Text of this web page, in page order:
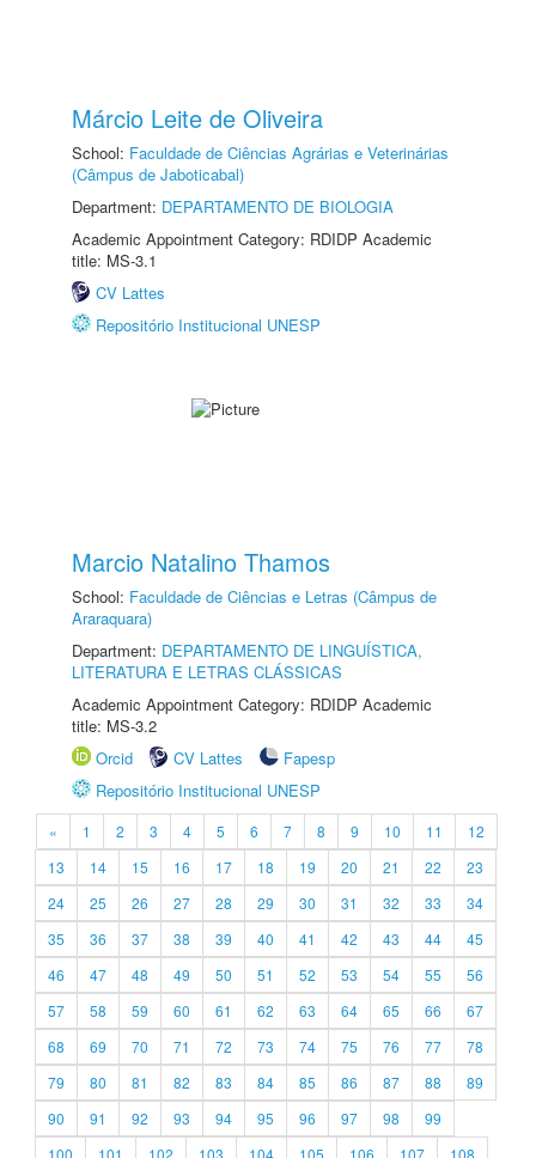
Márcio Leite de Oliveira
School: Faculdade de Ciências Agrárias e Veterinárias
(Câmpus de Jaboticabal)
Department: DEPARTAMENTO DE BIOLOGIA
Academic Appointment Category: RDIDP Academic
title: MS-3.1
CV Lattes
Repositório Institucional UNESP
Marcio Natalino Thamos
School: Faculdade de Ciências e Letras (Câmpus de
Araraquara)
Department: DEPARTAMENTO DE LINGUÍSTICA,
LITERATURA E LETRAS CLÁSSICAS
Academic Appointment Category: RDIDP Academic
title: MS-3.2
Orcid
CV Lattes
Fapesp
Repositório Institucional UNESP
« 1 2 3 4 5 6 7 8 9 10 11
12
13
14 15 16 17 18 19 20 21 22
23
24
25 26 27 28 29 30 31 32 33
34
35
36 37 38 39 40 41 42 43 44
45
46
47 48 49 50 51 52 53 54 55
56
57
58 59 60 61 62 63 64 65 66
67
68
69 70 71 72 73 74 75 76 77
78
79
80 81 82 83 84 85 86 87 88
89
90
91 92 93 94 95 96 97 98
99
100
101 102 103 104 105 106 107
108